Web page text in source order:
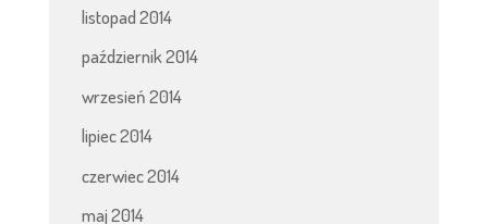
listopad 2014
październik 2014
wrzesień 2014
lipiec 2014
czerwiec 2014
maj 2014